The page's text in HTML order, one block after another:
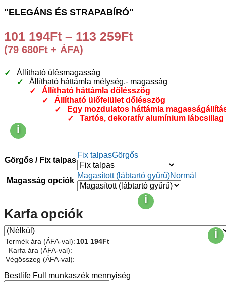
"ELEGÁNS ÉS STRAPABÍRÓ"
101 194Ft – 113 259Ft
(79 680Ft + ÁFA)
Állítható ülésmagasság
Állítható háttámla mélység,- magasság
Állítható háttámla dőlésszög
Állítható ülőfelület dőlésszög
Egy mozdulatos háttámla
Tartós, dekoratív alumínium lábcsillag
i
Görgős / Fix talpas
Fix talpasGörgős
Magasság opciók
i
Magasított (lábtartó gyűrű)Normál
Karfa opciók
i
Termék ára (ÁFA-val): 101 194Ft
Karfa ára (ÁFA-val):
Végösszeg (ÁFA-val):
Bestlife Full munkaszék mennyiség